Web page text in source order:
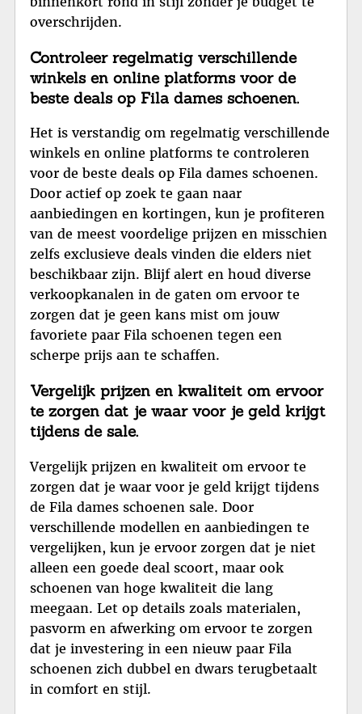
overschrijden.
Controleer regelmatig verschillende
winkels en online platforms voor de
beste deals op Fila dames schoenen.
Het is verstandig om regelmatig verschillende
winkels en online platforms te controleren
voor de beste deals op Fila dames schoenen.
Door actief op zoek te gaan naar
aanbiedingen en kortingen, kun je profiteren
van de meest voordelige prijzen en misschien
zelfs exclusieve deals vinden die elders niet
beschikbaar zijn. Blijf alert en houd diverse
verkoopkanalen in de gaten om ervoor te
zorgen dat je geen kans mist om jouw
favoriete paar Fila schoenen tegen een
scherpe prijs aan te schaffen.
Vergelijk prijzen en kwaliteit om ervoor
te zorgen dat je waar voor je geld krijgt
tijdens de sale.
Vergelijk prijzen en kwaliteit om ervoor te
zorgen dat je waar voor je geld krijgt tijdens
de Fila dames schoenen sale. Door
verschillende modellen en aanbiedingen te
vergelijken, kun je ervoor zorgen dat je niet
alleen een goede deal scoort, maar ook
schoenen van hoge kwaliteit die lang
meegaan. Let op details zoals materialen,
pasvorm en afwerking om ervoor te zorgen
dat je investering in een nieuw paar Fila
schoenen zich dubbel en dwars terugbetaalt
in comfort en stijl.